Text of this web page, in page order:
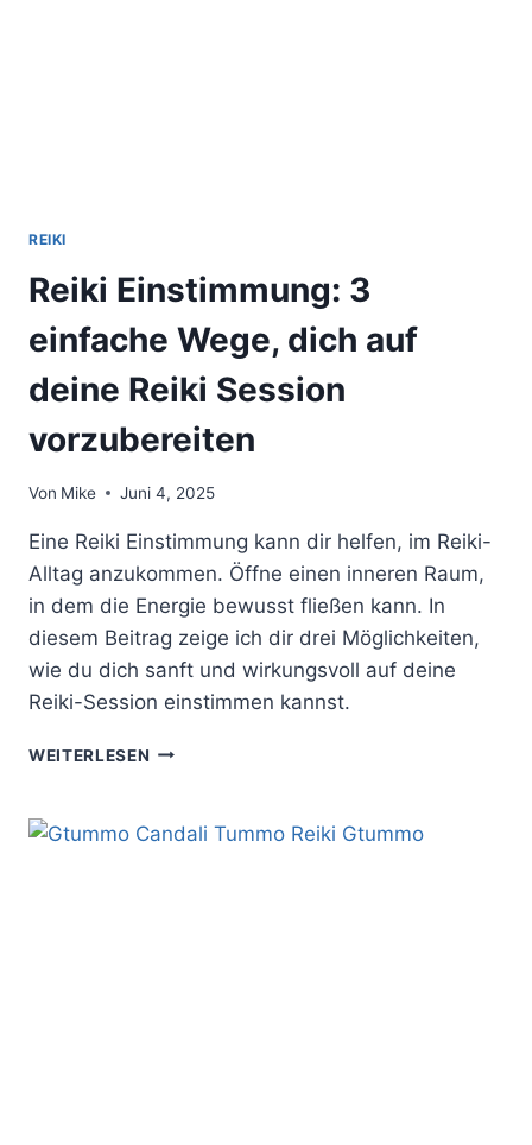
REIKI
Reiki Einstimmung: 3
einfache Wege, dich auf
deine Reiki Session
vorzubereiten
Von Mike Juni 4, 2025
Eine Reiki Einstimmung kann dir helfen, im Reiki-
Alltag anzukommen. Öffne einen inneren Raum,
in dem die Energie bewusst fließen kann. In
diesem Beitrag zeige ich dir drei Möglichkeiten,
wie du dich sanft und wirkungsvoll auf deine
Reiki-Session einstimmen kannst.
WEITERLESEN REIKI
EINFACHE